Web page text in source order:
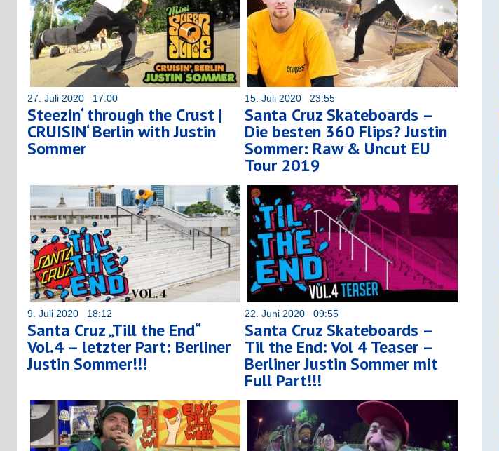
27. Juli 2020 17:00
Steezin‘ through the Crust |
CRUISIN‘ Berlin with Justin
Sommer
15. Juli 2020 23:55
Santa Cruz Skateboards –
Die besten 360 Flips? Justin
Sommer: Raw & Uncut EU
Tour 2019
9. Juli 2020 18:12
Santa Cruz „Till the End“
Vol.4 – letzter Part: Berliner
Justin Sommer!!!
22. Juni 2020 09:55
Santa Cruz Skateboards –
Til the End: Vol 4 Teaser –
Berliner Justin Sommer mit
Full Part!!!